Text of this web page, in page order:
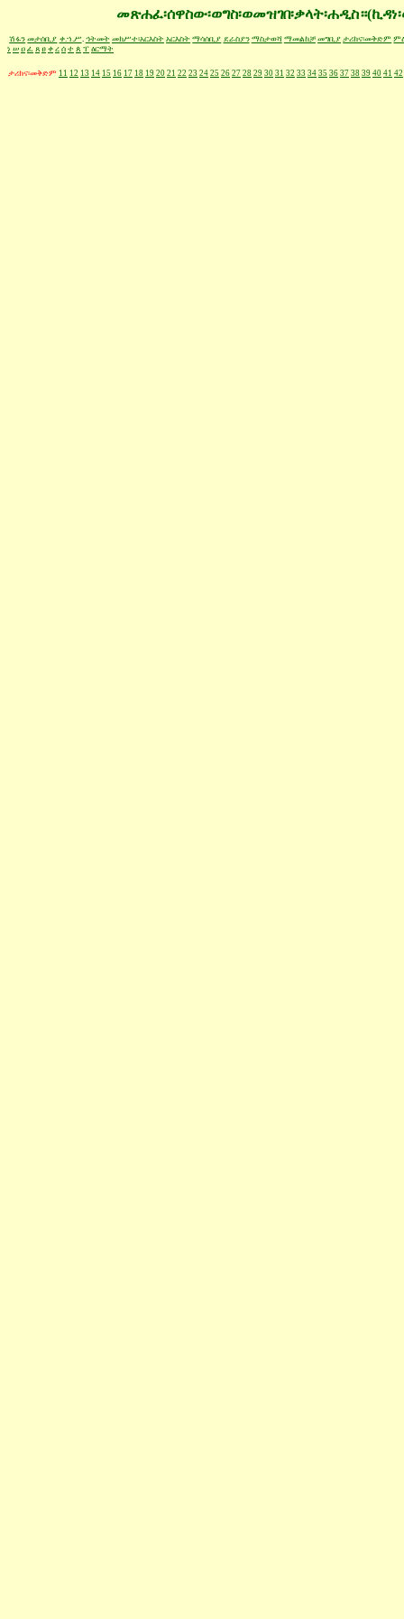
ሽፋን መታሰቢያ ቀ.ኀ.ሥ. ኅትመት መክሥተ፡አርእስት አርእስት ማሳሰቢያ ደራስያን ማስታወሻ ማመልከቻ መግቢያ ታሪክና፡መቅድም
ነ ሠ ዐ ፈ ጸ ፀ ቀ ረ ሰ ተ ጰ ፐ ዕርማት
ታሪክና፡መቅድም 11 12 13 14 15 16 17 18 19 20 21 22 23 24 25 26 27 28 29 30 31 32 33 34 35 36 37 38 39 40 41 42